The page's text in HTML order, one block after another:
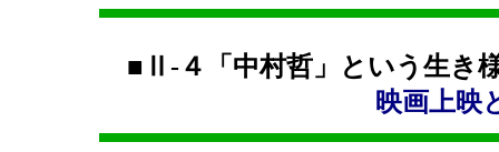
■Ⅱ-４「中村哲」という
映画上映と谷津